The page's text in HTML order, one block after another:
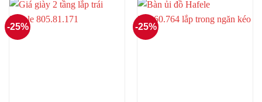
-25% -25%